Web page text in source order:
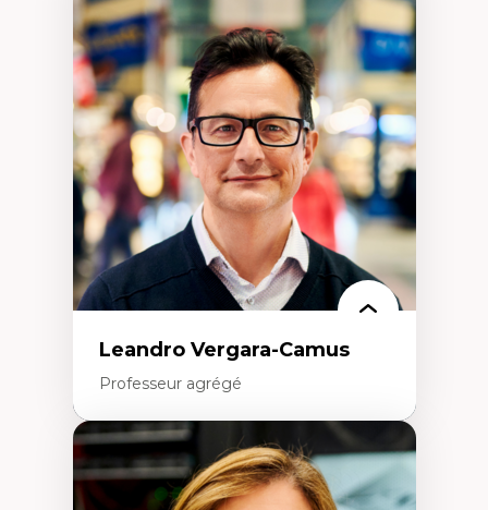
Art
Anti-discrimination
Décolonisation de l’enseignement, de la
recherche, des institutions administratives
et syndicales
Pluralisme épistémologique et
francophonie
Culture
Politiques culturelles
Vivre ensemble
Anti-racisme
Anti-sexisme
Pratiques non oppressives
Leandro Vergara-Camus
Professeur agrégé
Expertises
Amérique latine
Théories du développement et